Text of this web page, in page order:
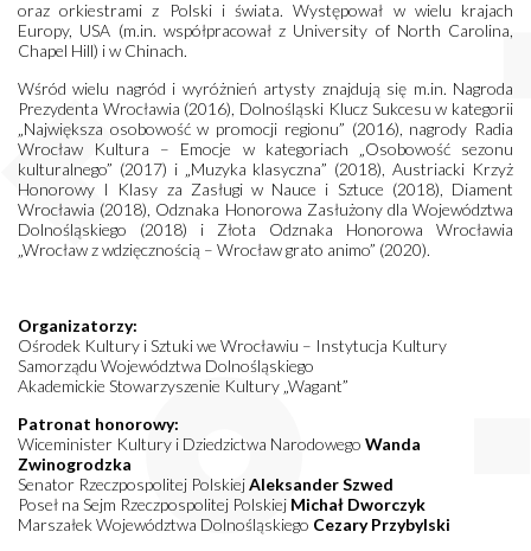
oraz orkiestrami z Polski i świata. Występował w wielu krajach
Europy, USA (m.in. współpracował z University of North Carolina,
Chapel Hill) i w Chinach.
Wśród wielu nagród i wyróżnień artysty znajdują się m.in. Nagroda
Prezydenta Wrocławia (2016), Dolnośląski Klucz Sukcesu w kategorii
„Największa osobowość w promocji regionu” (2016), nagrody Radia
Wrocław Kultura – Emocje w kategoriach „Osobowość sezonu
kulturalnego” (2017) i „Muzyka klasyczna” (2018), Austriacki Krzyż
Honorowy I Klasy za Zasługi w Nauce i Sztuce (2018), Diament
Wrocławia (2018), Odznaka Honorowa Zasłużony dla Województwa
Dolnośląskiego (2018) i Złota Odznaka Honorowa Wrocławia
„Wrocław z wdzięcznością – Wrocław grato animo” (2020).
Organizatorzy:
Ośrodek Kultury i Sztuki we Wrocławiu – Instytucja Kultury
Samorządu Województwa Dolnośląskiego
Akademickie Stowarzyszenie Kultury „Wagant”
Patronat honorowy:
Wiceminister Kultury i Dziedzictwa Narodowego Wanda
Zwinogrodzka
Senator Rzeczpospolitej PolskiejAleksander Szwed
Poseł na Sejm Rzeczpospolitej Polskiej Michał Dworczyk
Marszałek Województwa Dolnośląskiego Cezary Przybylski